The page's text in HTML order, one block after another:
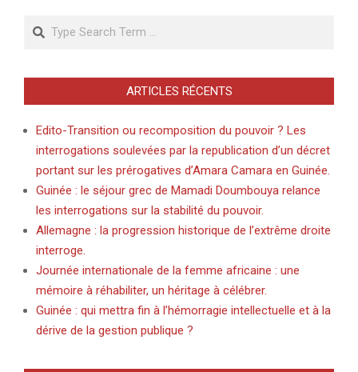
ARTICLES RÉCENTS
Edito-Transition ou recomposition du pouvoir ? Les
interrogations soulevées par la republication d’un décret
portant sur les prérogatives d’Amara Camara en Guinée.
Guinée : le séjour grec de Mamadi Doumbouya relance
les interrogations sur la stabilité du pouvoir.
Allemagne : la progression historique de l’extrême droite
interroge.
Journée internationale de la femme africaine : une
mémoire à réhabiliter, un héritage à célébrer.
Guinée : qui mettra fin à l’hémorragie intellectuelle et à la
dérive de la gestion publique ?